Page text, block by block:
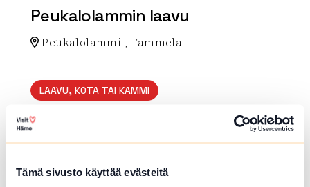
Tämä sivusto käyttää evästeitä
Peukalolammin laavu
Peukalolammi , Tammela
LAAVU, KOTA TAI KAMMI
Karkkuniemen tulipaikka
Saureenintie , Janakkala
Tulipaikka Mallinkaistenjärven retkeilyalueell